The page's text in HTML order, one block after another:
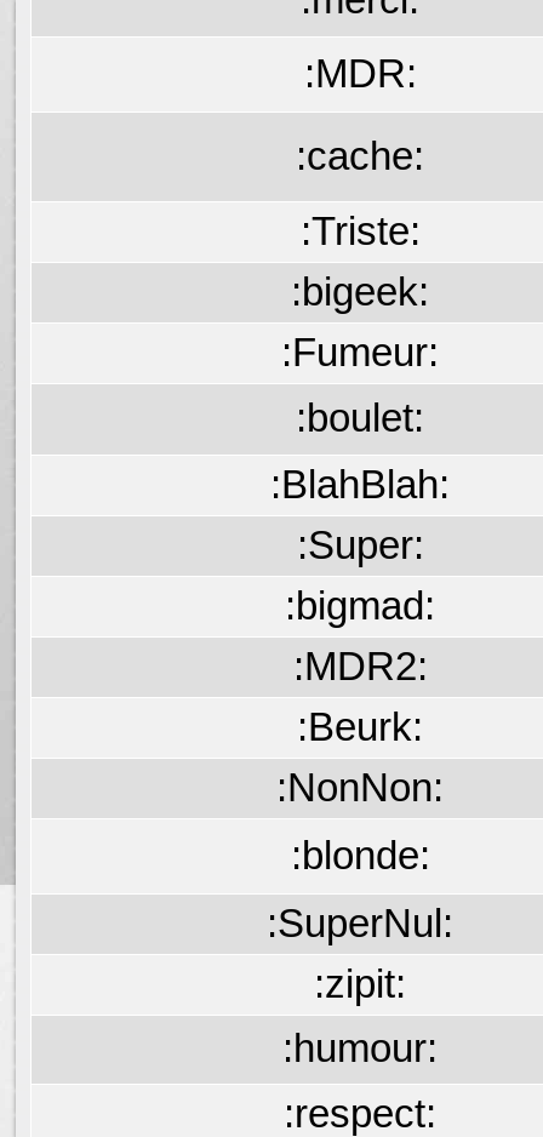
:MDR:
:cache:
:Triste:
:bigeek:
:Fumeur:
:boulet:
:BlahBlah:
:Super:
:bigmad:
:MDR2:
:Beurk:
:NonNon:
:blonde:
:SuperNul:
:zipit:
:humour:
:respect: